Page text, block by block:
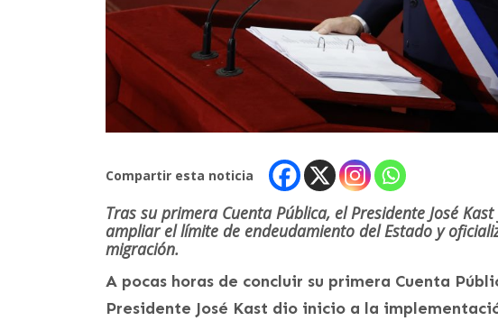
Compartir esta noticia
Tras su primera Cuenta Pública, el Presidente José
ampliar el límite de endeudamiento del Estado y
migración.
A pocas horas de concluir su primera Cuenta
Presidente José Kast dio inicio a la